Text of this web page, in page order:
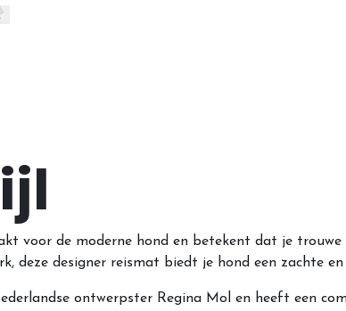
voor de moderne hond en betekent dat je
deze designer reismat biedt je hond een zachte
ontwerpster Regina Mol en heeft een